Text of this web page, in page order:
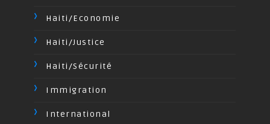
Haiti/Economie
Haiti/Justice
Haiti/Sécurité
Immigration
International